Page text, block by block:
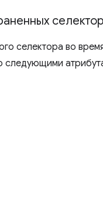
селектора во
следующими